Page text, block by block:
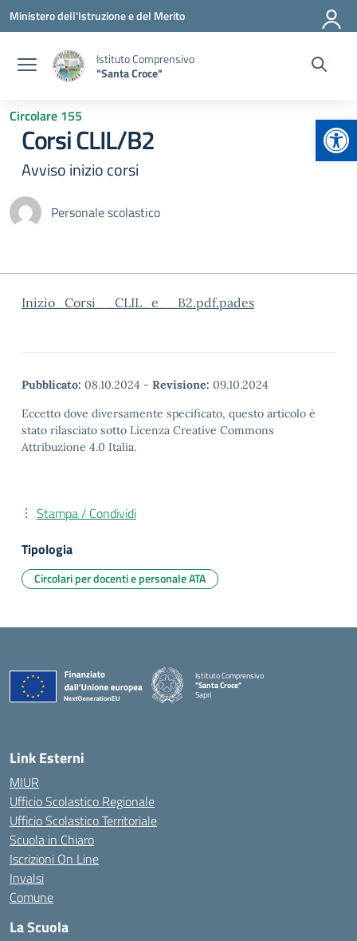
Vai ai contenuti
Vai al menu di navigazione
Vai al footer
Ministero dell'Istruzione e del Merito
Istituto Comprensivo
"Santa Croce"
Circolare 155
Corsi CLIL/B2
Avviso inizio corsi
Personale scolastico
Inizio_Corsi__CLIL_e__B2.pdf.pades
Pubblicato: 08.10.2024 - Revisione: 09.10.2024
Eccetto dove diversamente specificato, questo articolo è
stato rilasciato sotto Licenza Creative Commons
Attribuzione 4.0 Italia.
Stampa / Condividi
Tipologia
Circolari per docenti e personale ATA
Istituto Comprensivo
"Santa Croce"
Sapri
— Visita la pagina iniziale della scuola
Link Esterni
MIUR
Ufficio Scolastico Regionale
Ufficio Scolastico Territoriale
Scuola in Chiaro
Iscrizioni On Line
Invalsi
Comune
La Scuola